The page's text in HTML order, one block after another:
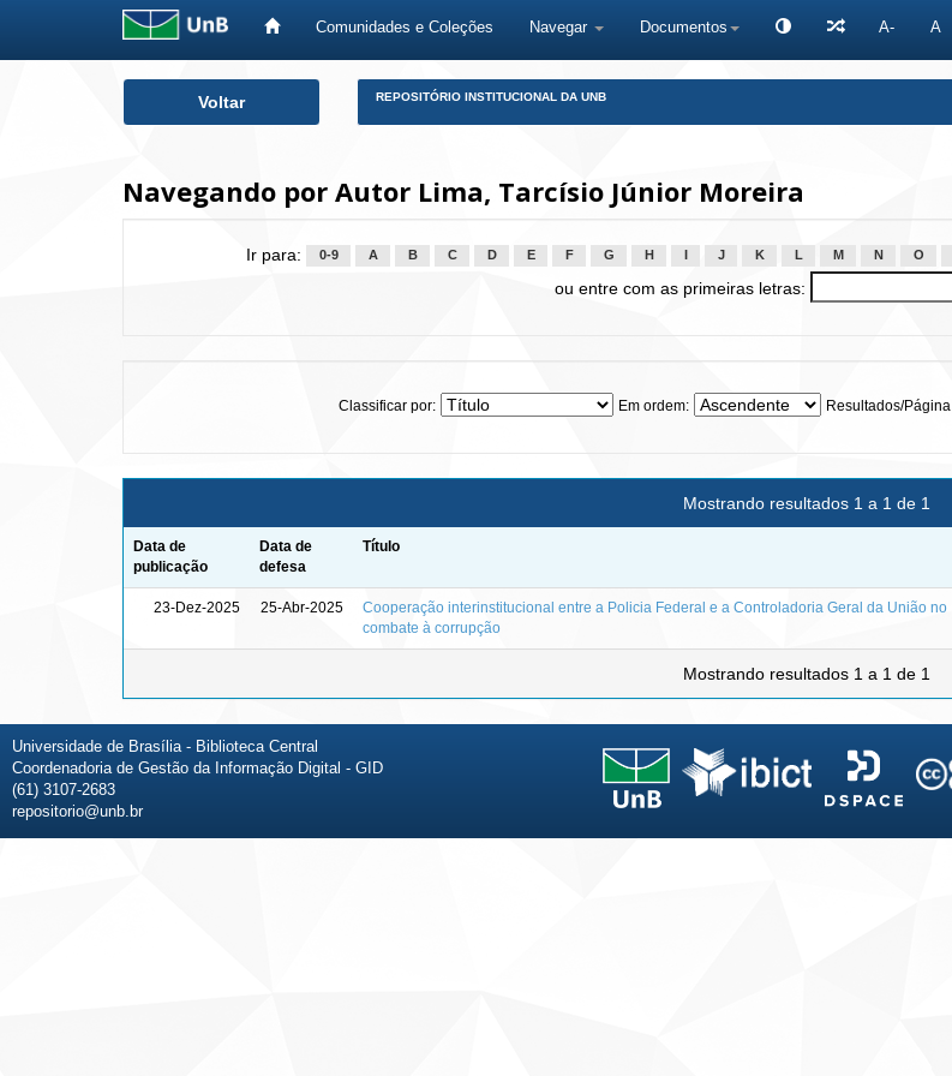
Comunidades e Coleções Navegar Documentos A- A
Voltar REPOSITÓRIO INSTITUCIONAL DA UNB
Navegando por Autor Lima, Tarcísio Júnior Moreira
Ir para: 0-9 A B C D E F G H J K L M N O
ou entre com as primeiras letras:
Classificar por: Em ordem: Resultados/Página
Mostrando resultados 1 a 1 de 1
Data de
publicação
Data de
defesa
Título
23-Dez-2025 25-Abr-2025
Cooperação interinstitucional entre a Policia Federal e a Controladoria Geral da União no
combate à corrupção
Mostrando resultados 1 a 1 de 1
Universidade de Brasília - Biblioteca Central
Coordenadoria de Gestão da Informação Digital - GID
(61) 3107-2683
repositorio@unb.br